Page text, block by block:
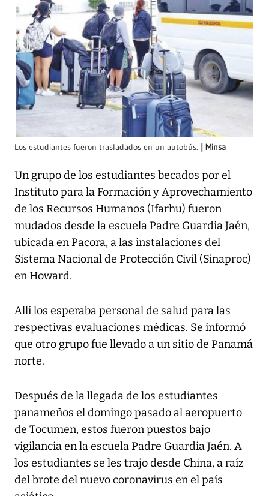
Los estudiantes fueron trasladados en un autobús. Minsa
Un grupo de los estudiantes becados por el
Instituto para la Formación y Aprovechamiento
de los Recursos Humanos (Ifarhu) fueron
mudados desde la escuela Padre Guardia Jaén,
ubicada en Pacora, a las instalaciones del
Sistema Nacional de Protección Civil (Sinaproc)
en Howard.
Allí los esperaba personal de salud para las
respectivas evaluaciones médicas. Se informó
que otro grupo fue llevado a un sitio de Panamá
norte.
Después de la llegada de los estudiantes
panameños el domingo pasado al aeropuerto
de Tocumen, estos fueron puestos bajo
vigilancia en la escuela Padre Guardia Jaén. A
los estudiantes se les trajo desde China, a raíz
del brote del nuevo coronavirus en el país